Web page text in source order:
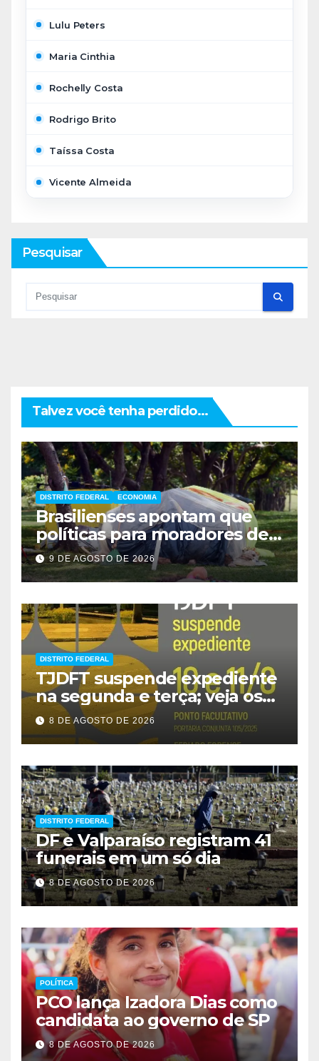
Lulu Peters
Maria Cinthia
Rochelly Costa
Rodrigo Brito
Taíssa Costa
Vicente Almeida
Pesquisar
Talvez você tenha perdido...
DISTRITO FEDERAL ECONOMIA
Brasilienses apontam que
políticas para moradores de
rua influenciam voto
9 DE AGOSTO DE 2026
DISTRITO FEDERAL
TJDFT suspende expediente
na segunda e terça; veja os
prazos
8 DE AGOSTO DE 2026
DISTRITO FEDERAL
DF e Valparaíso registram 41
funerais em um só dia
8 DE AGOSTO DE 2026
POLÍTICA
PCO lança Izadora Dias como
candidata ao governo de SP
8 DE AGOSTO DE 2026